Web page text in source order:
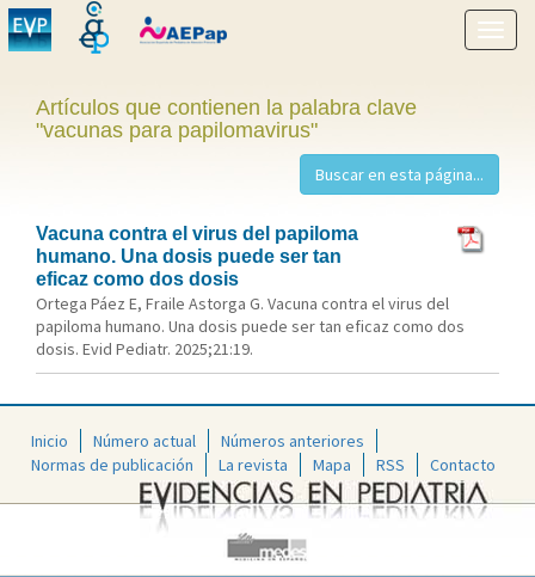
menú
Artículos que contienen la palabra clave
"vacunas para papilomavirus"
Vacuna contra el virus del papiloma
humano. Una dosis puede ser tan
eficaz como dos dosis
Ortega Páez E, Fraile Astorga G. Vacuna contra el virus del
papiloma humano. Una dosis puede ser tan eficaz como dos
dosis. Evid Pediatr. 2025;21:19.
Inicio Número actual
Números anteriores
Normas de publicación
La revista Mapa RSS Contacto